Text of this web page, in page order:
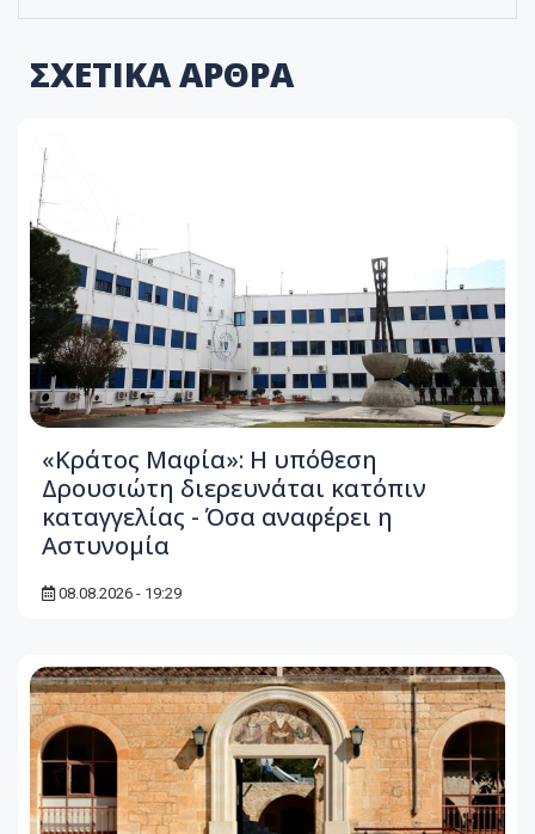
ΣΧΕΤΙΚΑ ΑΡΘΡΑ
«Κράτος Μαφία»: Η υπόθεση
Δρουσιώτη διερευνάται κατόπιν
καταγγελίας - Όσα αναφέρει η
Αστυνομία
08.08.2026 - 19:29